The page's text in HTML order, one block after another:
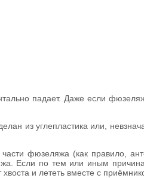
падает. Даже если
из углепластика или,
фюзеляжа (как правило,
Если по тем или иным
и лететь вместе с